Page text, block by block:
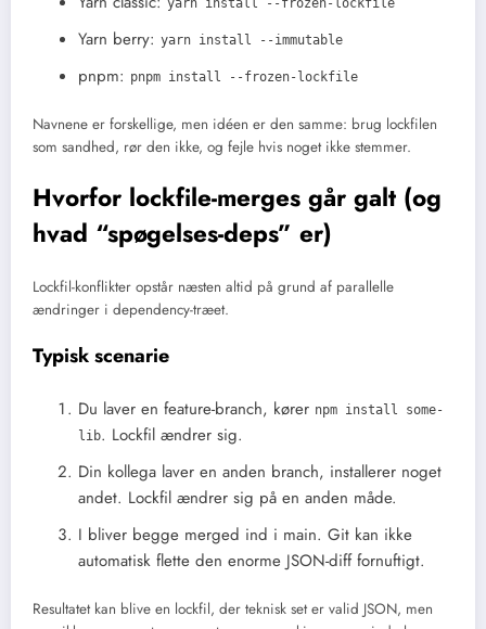
yarn install --frozen-lockfile
Yarn berry: yarn install --immutable
pnpm: pnpm install --frozen-lockfile
Navnene er forskellige, men idéen er den samme: brug lockfilen
som sandhed, rør den ikke, og fejle hvis noget ikke stemmer.
Hvorfor lockfile-merges går galt (og
hvad “spøgelses-deps” er)
Lockfil-konflikter opstår næsten altid på grund af parallelle
ændringer i dependency-træet.
Typisk scenarie
Du laver en feature-branch, kører npm install some-
lib. Lockfil ændrer sig.
Din kollega laver en anden branch, installerer noget
andet. Lockfil ændrer sig på en anden måde.
I bliver begge merged ind i main. Git kan ikke
automatisk flette den enorme JSON-diff fornuftigt.
Resultatet kan blive en lockfil, der teknisk set er valid JSON, men